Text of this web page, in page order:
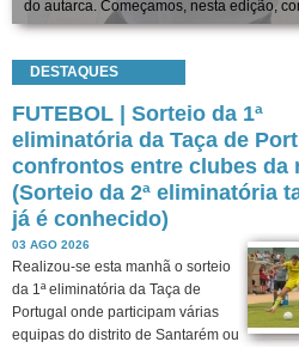
do autarca. Começamos, nesta edição,
DESTAQUES
FUTEBOL | Sorteio da 1ª
eliminatória da Taça de
confrontos entre clubes da
(Sorteio da 2ª eliminatória
já é conhecido)
03 AGO 2026
Realizou-se esta manhã o sorteio
da 1ª eliminatória da Taça de
Portugal onde participam várias
equipas do distrito de Santarém ou